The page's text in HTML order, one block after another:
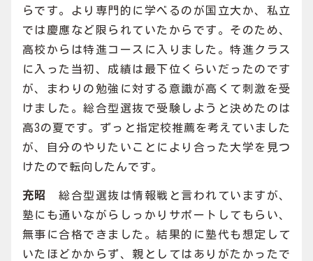
らです。より専門的に学べるのが国立大か、私立
では慶應など限られていたからです。そのため、
高校からは特進コースに入りました。特進クラス
に入った当初、成績は最下位くらいだったのです
が、まわりの勉強に対する意識が高くて刺激を受
けました。総合型選抜で受験しようと決めたのは
高3の夏です。ずっと指定校推薦を考えていました
が、自分のやりたいことにより合った大学を見つ
けたので転向したんです。
充昭 総合型選抜は情報戦と言われていますが、
塾にも通いながらしっかりサポートしてもらい、
無事に合格できました。結果的に塾代も想定して
いたほどかからず、親としてはありがたかったで